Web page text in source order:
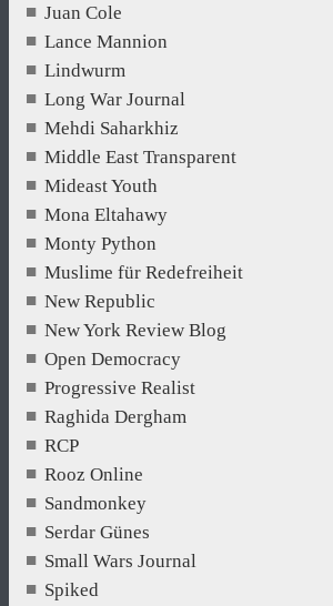
Juan Cole
Lance Mannion
Lindwurm
Long War Journal
Mehdi Saharkhiz
Middle East Transparent
Mideast Youth
Mona Eltahawy
Monty Python
Muslime für Redefreiheit
New Republic
New York Review Blog
Open Democracy
Progressive Realist
Raghida Dergham
RCP
Rooz Online
Sandmonkey
Serdar Günes
Small Wars Journal
Spiked